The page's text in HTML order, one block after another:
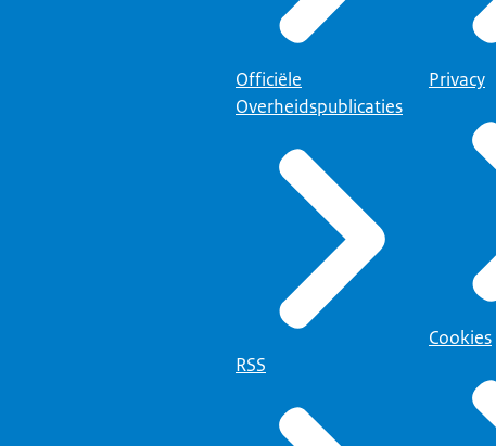
Officiële
Overheidspublicaties
RSS
Privacy
Cookies